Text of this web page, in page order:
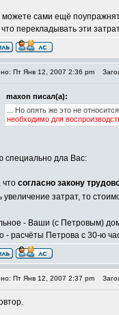
сами ещё
перекладывать эти
Пт Янв 12, 2007 2:36 pm
maxon писал(а):
... Но опять же это не
необходимо для
специально дла Вас:
что согласно закону
увеличение затрат, то
- Ваши (с Петровым)
- расчёты Петрова с 30-ю
Пт Янв 12, 2007 2:37 pm